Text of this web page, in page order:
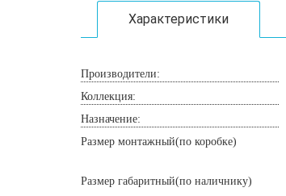
Характеристики
Производители:
Коллекция:
Назначение:
Размер монтажный(по коробке)
Размер габаритный(по наличнику)